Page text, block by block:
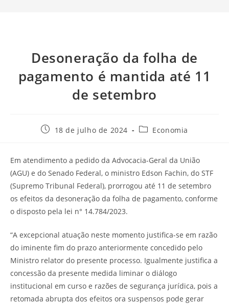
Desoneração da folha de
pagamento é mantida até 11
de setembro
18 de julho de 2024 Economia
Em atendimento a pedido da Advocacia-Geral da União
(AGU) e do Senado Federal, o ministro Edson Fachin, do STF
(Supremo Tribunal Federal), prorrogou até 11 de setembro
os efeitos da desoneração da folha de pagamento, conforme
o disposto pela lei n° 14.784/2023.
“A excepcional atuação neste momento justifica-se em razão
do iminente fim do prazo anteriormente concedido pelo
Ministro relator do presente processo. Igualmente justifica a
concessão da presente medida liminar o diálogo
institucional em curso e razões de segurança jurídica, pois a
retomada abrupta dos efeitos ora suspensos pode gerar